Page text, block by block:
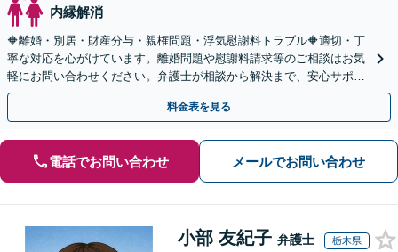
内縁解消
🔶離婚・別居・財産分与・親権問題・浮気慰謝料トラブル🔶適切・丁
寧な対応を心がけています。離婚問題や慰謝料請求等のご相談はお気
軽にお問い合わせください。弁護士が相談から解決まで、安心サポー
トいたします。◤完全予約制・初回法律相談無料◢
料金表を見る
電話でお問い合わせ メールでお問い合わせ
小部 友紀子 弁護士 栃木県